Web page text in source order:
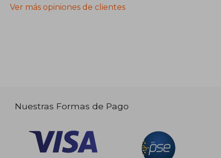
Ver más opiniones de clientes
Nuestras Formas de Pago